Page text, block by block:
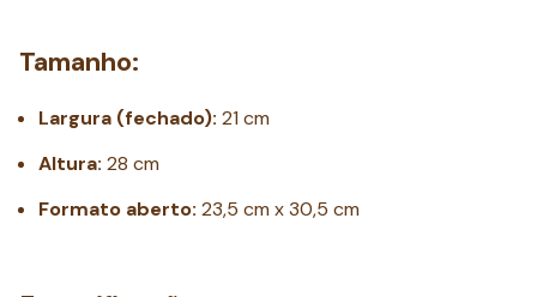
Tamanho:
Largura (fechado): 21 cm
Altura: 28 cm
Formato aberto: 23,5 cm x 30,5 cm